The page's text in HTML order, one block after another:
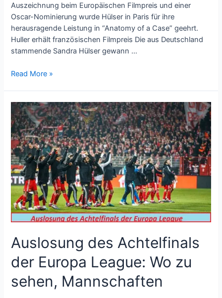
Auszeichnung beim Europäischen Filmpreis und einer
Oscar-Nominierung wurde Hülser in Paris für ihre
herausragende Leistung in “Anatomy of a Case” geehrt.
Huller erhält französischen Filmpreis Die aus Deutschland
stammende Sandra Hülser gewann …
Read More »
Auslosung des Achtelfinals
der Europa League: Wo zu
sehen, Mannschaften
Auslosung
des
Achtelfinals
der
Europa
League:
Wo
zu
sehen,
Mannschaften